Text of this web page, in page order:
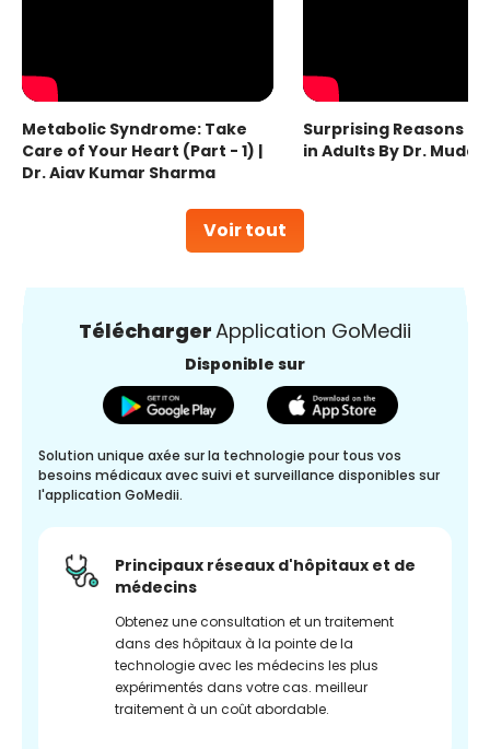
Voir tout
Metabolic Syndrome: Take
Care of Your Heart (Part - 1) |
Dr. Ajay Kumar Sharma
Surprising Reasons
in Adults By Dr.
TéléchargerApplication GoMedii
Disponible sur
Solution unique axée sur la technologie pour tous vos
besoins médicaux avec suivi et surveillance disponibles sur
l'application GoMedii.
Principaux réseaux d'hôpitaux et de
médecins
Obtenez une consultation et un traitement
dans des hôpitaux à la pointe de la
technologie avec les médecins les plus
expérimentés dans votre cas. meilleur
traitement à un coût abordable.